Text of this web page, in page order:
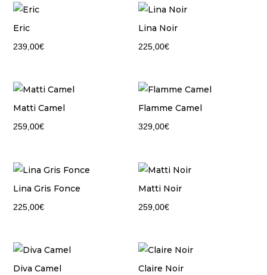
Eric
239,00€
Lina Noir
225,00€
Matti Camel
259,00€
Flamme Camel
329,00€
Lina Gris Fonce
225,00€
Matti Noir
259,00€
Diva Camel Claire Noir